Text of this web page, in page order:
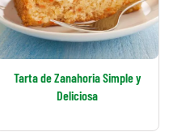
Tarta de Zanahoria Simple y
Deliciosa